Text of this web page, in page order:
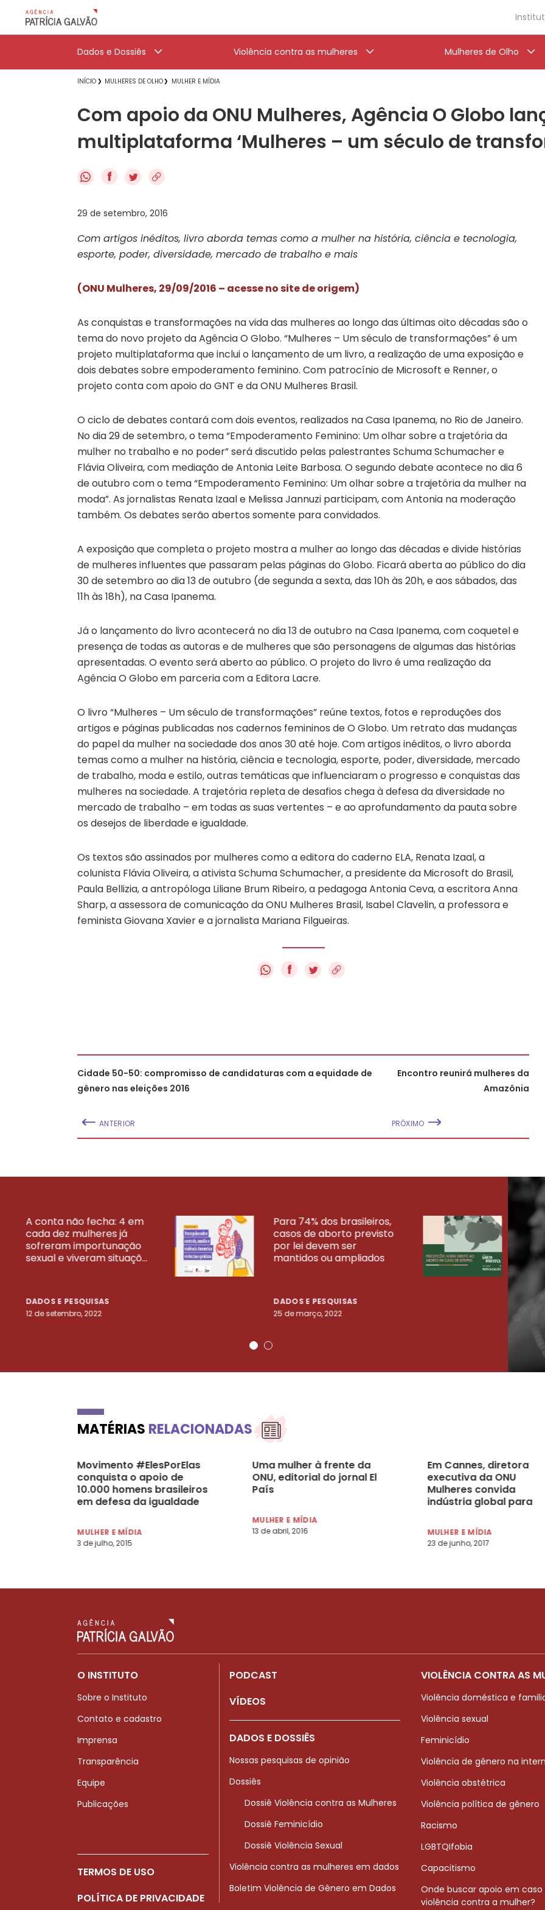
Dados e Dossiês Violência contra as mulheres Mulheres de Olho
INÍCIO MULHERES DE OLHO MULHER E MÍDIA
Com apoio da ONU Mulheres, Agência O Globo
multiplataforma ‘Mulheres – um século de
f
29 de setembro, 2016
Com artigos inéditos, livro aborda temas como a mulher na história, ciência e tecnologia,
esporte, poder, diversidade, mercado de trabalho e mais
(ONU Mulheres, 29/09/2016 – acesse no site de origem)
As conquistas e transformações na vida das mulheres ao longo das últimas oito décadas são o
tema do novo projeto da Agência O Globo. “Mulheres – Um século de transformações” é um
projeto multiplataforma que inclui o lançamento de um livro, a realização de uma exposição e
dois debates sobre empoderamento feminino. Com patrocínio de Microsoft e Renner, o
projeto conta com apoio do GNT e da ONU Mulheres Brasil.
O ciclo de debates contará com dois eventos, realizados na Casa Ipanema, no Rio de Janeiro.
No dia 29 de setembro, o tema “Empoderamento Feminino: Um olhar sobre a trajetória da
mulher no trabalho e no poder” será discutido pelas palestrantes Schuma Schumacher e
Flávia Oliveira, com mediação de Antonia Leite Barbosa. O segundo debate acontece no dia 6
de outubro com o tema “Empoderamento Feminino: Um olhar sobre a trajetória da mulher na
moda”. As jornalistas Renata Izaal e Melissa Jannuzi participam, com Antonia na moderação
também. Os debates serão abertos somente para convidados.
A exposição que completa o projeto mostra a mulher ao longo das décadas e divide histórias
de mulheres influentes que passaram pelas páginas do Globo. Ficará aberta ao público do dia
30 de setembro ao dia 13 de outubro (de segunda a sexta, das 10h às 20h, e aos sábados, das
11h às 18h), na Casa Ipanema.
Já o lançamento do livro acontecerá no dia 13 de outubro na Casa Ipanema, com coquetel e
presença de todas as autoras e de mulheres que são personagens de algumas das histórias
apresentadas. O evento será aberto ao público. O projeto do livro é uma realização da
Agência O Globo em parceria com a Editora Lacre.
O livro “Mulheres – Um século de transformações” reúne textos, fotos e reproduções dos
artigos e páginas publicadas nos cadernos femininos de O Globo. Um retrato das mudanças
do papel da mulher na sociedade dos anos 30 até hoje. Com artigos inéditos, o livro aborda
temas como a mulher na história, ciência e tecnologia, esporte, poder, diversidade, mercado
de trabalho, moda e estilo, outras temáticas que influenciaram o progresso e conquistas das
mulheres na sociedade. A trajetória repleta de desafios chega à defesa da diversidade no
mercado de trabalho – em todas as suas vertentes – e ao aprofundamento da pauta sobre
os desejos de liberdade e igualdade.
Os textos são assinados por mulheres como a editora do caderno ELA, Renata Izaal, a
colunista Flávia Oliveira, a ativista Schuma Schumacher, a presidente da Microsoft do Brasil,
Paula Bellizia, a antropóloga Liliane Brum Ribeiro, a pedagoga Antonia Ceva, a escritora Anna
Sharp, a assessora de comunicação da ONU Mulheres Brasil, Isabel Clavelin, a professora e
feminista Giovana Xavier e a jornalista Mariana Filgueiras.
f
Cidade 50-50: compromisso de candidaturas com a equidade de
gênero nas eleições 2016
ANTERIOR
Encontro reunirá mulheres da
Amazônia
PRÓXIMO
A conta não fecha: 4 em
cada dez mulheres já
sofreram importunação
sexual e viveram situaçõ...
DADOS E PESQUISAS
12 de setembro, 2022
Para 74% dos brasileiros,
casos de aborto previsto
por lei devem ser
mantidos ou ampliados
DADOS E PESQUISAS
25 de março, 2022
23
VEJA MAIS PESQUISAS
MATÉRIAS RELACIONADAS
Movimento #ElesPorElas
conquista o apoio de
10.000 homens brasileiros
em defesa da igualdade
MULHER E MÍDIA
3 de julho, 2015
Uma mulher à frente da
ONU, editorial do jornal El
País
MULHER E MÍDIA
13 de abril, 2016
Em Cannes, diretora
executiva da ONU
Mulheres convida
indústria global para
gênero na publicidade
MULHER E MÍDIA
23 de junho, 2017
O INSTITUTO
Sobre o Instituto
Contato e cadastro
Imprensa
Transparência
Equipe
Publicações
TERMOS DE USO
POLÍTICA DE PRIVACIDADE
PODCAST
VÍDEOS
DADOS E DOSSIÊS
Nossas pesquisas de opinião
Dossiês
Dossiê Violência contra as Mulheres
Dossiê Feminicídio
Dossiê Violência Sexual
Violência contra as mulheres em dados
Boletim Violência de Gênero em Dados
VIOLÊNCIA CONTRA AS
Violência doméstica e
Violência sexual
Feminicídio
Violência de gênero na
Violência obstétrica
Violência política de gênero
Racismo
LGBTQIfobia
Capacitismo
Onde buscar apoio em caso
violência contra a mulher?